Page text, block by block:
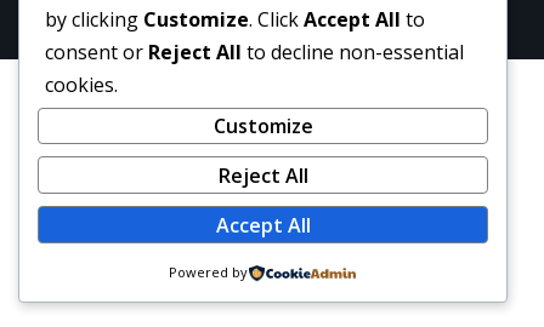
byThemeArile
by clicking Customize. ClickAccept All to
consent or Reject All to decline non-essential
cookies.
Customize
Reject All
Accept All
Powered by